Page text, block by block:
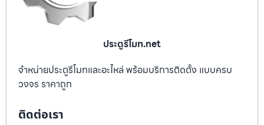
ประตูรีโมท.net
จำหน่ายประตูรีโมทและอะไหล่ พร้อมบริการติดตั้ง แบบครบ
วงจร ราคาถูก
ติดต่อเรา